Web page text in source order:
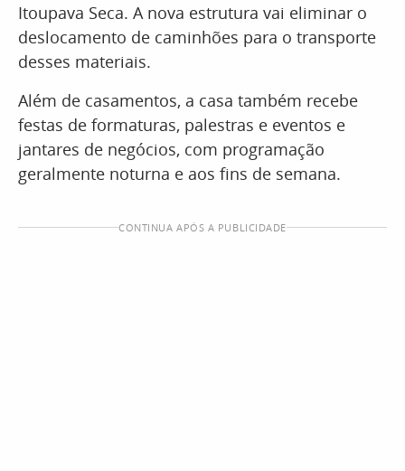
Itoupava Seca. A nova estrutura vai eliminar o
deslocamento de caminhões para o transporte
desses materiais.
Além de casamentos, a casa também recebe
festas de formaturas, palestras e eventos e
jantares de negócios, com programação
geralmente noturna e aos fins de semana.
CONTINUA APÓS A PUBLICIDADE